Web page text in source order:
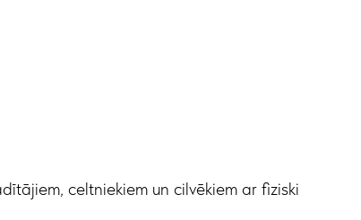
celtniekiem un cilvēkiem ar fiziski